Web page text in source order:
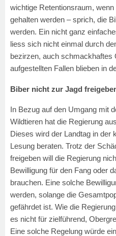
wichtige Retentionsraum,
gehalten werden – sprich, die
werden. Ein nicht ganz
liess sich nicht einmal durch
bezirzen, auch schmackhaftes
aufgestellten Fallen blieben in
Biber nicht zur Jagd
In Bezug auf den Umgang mit
Wildtieren hat die Regierung
Dieses wird der Landtag in der
Lesung beraten. Trotz der
freigeben will die Regierung
Bewilligung für den Fang oder
brauchen. Eine solche
werden, solange die
gefährdet ist. Wie die
es nicht für zielführend,
Eine solche Regelung würde